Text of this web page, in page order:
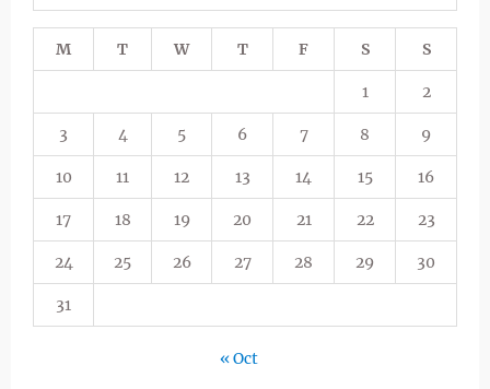
M T W T F S S
1 2
3 4 5 6 7 8 9
10 11 12 13 14 15 16
17 18 19 20 21 22 23
24 25 26 27 28 29 30
31
« Oct